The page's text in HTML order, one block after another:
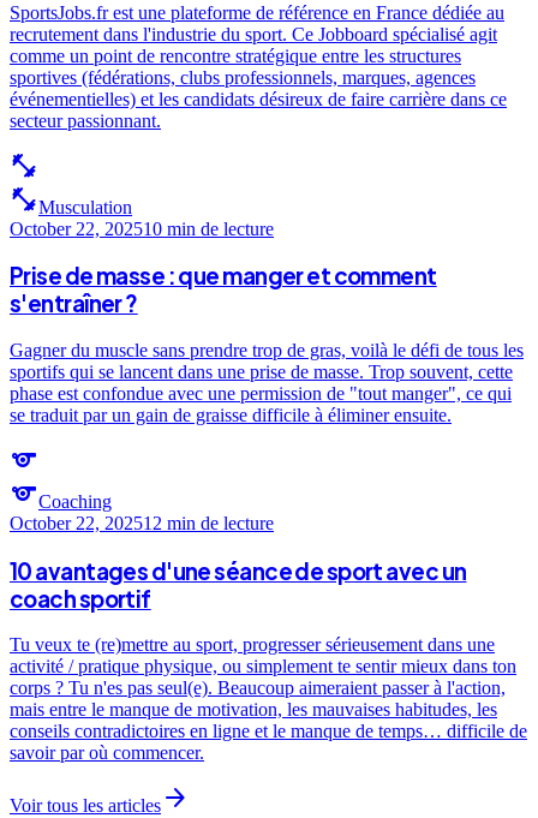
SportsJobs.fr est une plateforme de référence en France dédiée au
recrutement dans l'industrie du sport. Ce Jobboard spécialisé agit
comme un point de rencontre stratégique entre les structures
sportives (fédérations, clubs professionnels, marques, agences
événementielles) et les candidats désireux de faire carrière dans ce
secteur passionnant.
fitness_center
fitness_centerMusculation
October 22, 202510 min de lecture
Prise de masse : que manger et comment
s'entraîner ?
Gagner du muscle sans prendre trop de gras, voilà le défi de tous les
sportifs qui se lancent dans une prise de masse. Trop souvent, cette
phase est confondue avec une permission de "tout manger", ce qui
se traduit par un gain de graisse difficile à éliminer ensuite.
sports
sportsCoaching
October 22, 202512 min de lecture
10 avantages d'une séance de sport avec un
coach sportif
Tu veux te (re)mettre au sport, progresser sérieusement dans une
activité / pratique physique, ou simplement te sentir mieux dans ton
corps ? Tu n'es pas seul(e). Beaucoup aimeraient passer à l'action,
mais entre le manque de motivation, les mauvaises habitudes, les
conseils contradictoires en ligne et le manque de temps… difficile de
savoir par où commencer.
Voir tous les articles arrow_forward